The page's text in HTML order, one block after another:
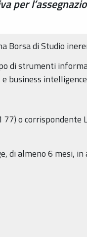
per
Borsa di Studio
di strumenti
business
o
almeno 6 mesi, in